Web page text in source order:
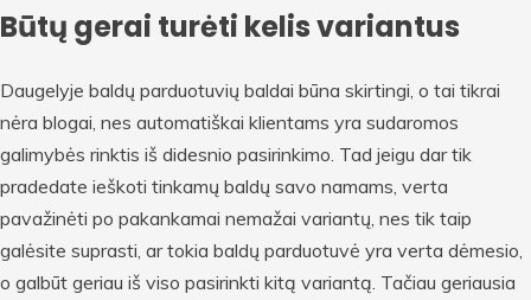
Būtų gerai turėti kelis variantus
Daugelyje baldų parduotuvių baldai būna skirtingi, o tai tikrai
nėra blogai, nes automatiškai klientams yra sudaromos
galimybės rinktis iš didesnio pasirinkimo. Tad jeigu dar tik
pradedate ieškoti tinkamų baldų savo namams, verta
pavažinėti po pakankamai nemažai variantų, nes tik taip
galėsite suprasti, ar tokia baldų parduotuvė yra verta dėmesio,
o galbūt geriau iš viso pasirinkti kitą variantą. Tačiau geriausia